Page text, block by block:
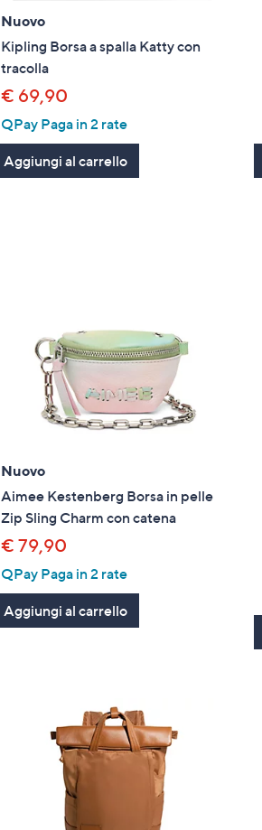
Nuovo
Kipling Borsa a spalla Katty con
tracolla
€ 69,90
QPay Paga in 2 rate
Aggiungi al carrello
Nuovo
Aimee Kestenberg Borsa in pelle
Zip Sling Charm con catena
€ 79,90
QPay Paga in 2 rate
Aggiungi al carrello